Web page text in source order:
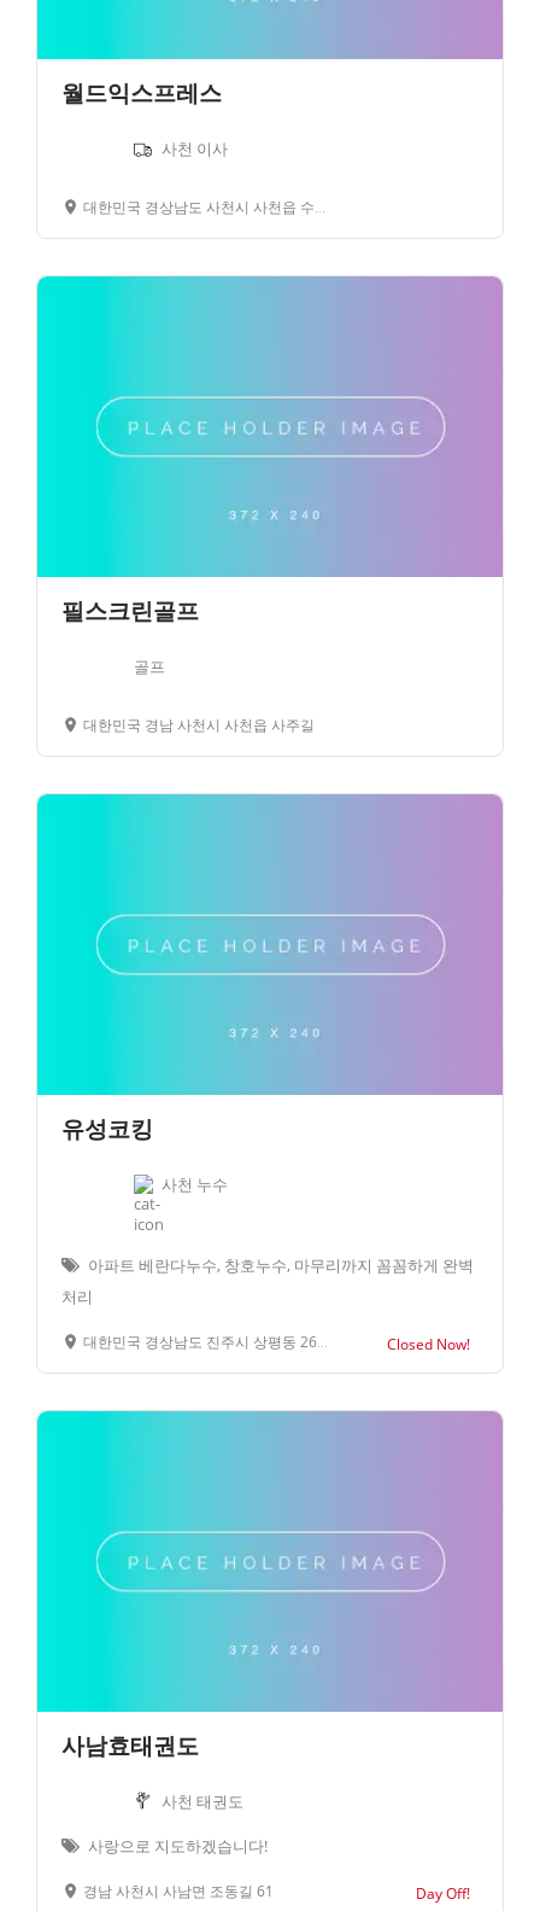
월드익스프레스
사천 이사
대한민국 경상남도 사천시 사천읍 수석리 경남은행 사천지점
필스크린골프
골프
대한민국 경남 사천시 사천읍 사주길
유성코킹
사천 누수
아파트 베란다누수, 창호누수, 마무리까지 꼼꼼하게 완벽
처리
대한민국 경상남도 진주시 상평동 261-7 Closed Now!
사남효태권도
사천 태권도
사랑으로 지도하겠습니다!
경남 사천시 사남면 조동길 61 Day Off!